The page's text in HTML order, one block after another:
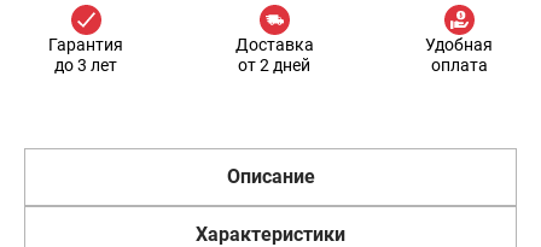
Гарантия
до 3 лет
Доставка
от 2 дней
Удобная
оплата
Описание
Характеристики